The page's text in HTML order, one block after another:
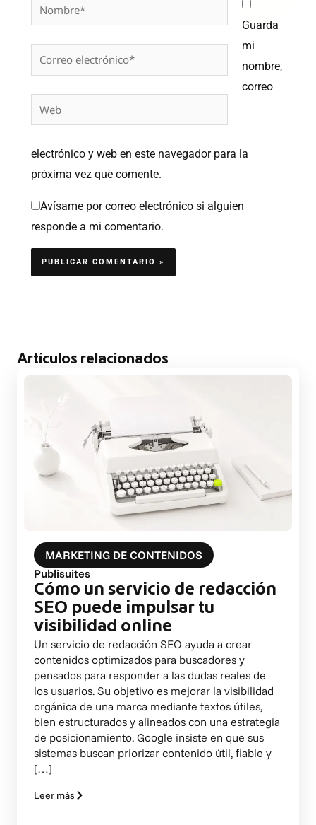
Nombre*
Correo
electrónico*
Web
Guarda
mi
nombre,
correo
electrónico y web en este navegador para la
próxima vez que comente.
Avísame por correo electrónico si alguien
responde a mi comentario.
Artículos relacionados
MARKETING DE CONTENIDOS
Publisuites
Cómo un servicio de redacción
SEO puede impulsar tu
visibilidad online
Un servicio de redacción SEO ayuda a crear
contenidos optimizados para buscadores y
pensados para responder a las dudas reales de
los usuarios. Su objetivo es mejorar la visibilidad
orgánica de una marca mediante textos útiles,
bien estructurados y alineados con una estrategia
de posicionamiento. Google insiste en que sus
sistemas buscan priorizar contenido útil, fiable y
[…]
Leer más